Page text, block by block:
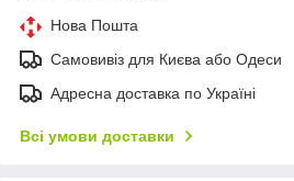
Нова Пошта
Самовивіз для Києва або Одеси
Адресна доставка по Україні
Всі умови доставки